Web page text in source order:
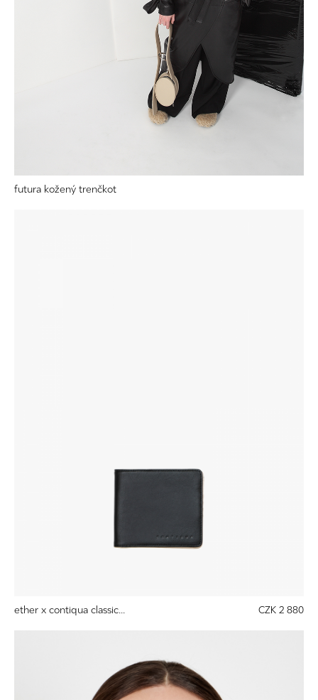
futura kožený trenčkot
ether x contiqua classic... CZK 2 880